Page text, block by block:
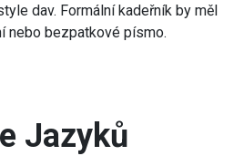
dav. Formální kadeřník by měl
nebo bezpatkové písmo.
Jazyků